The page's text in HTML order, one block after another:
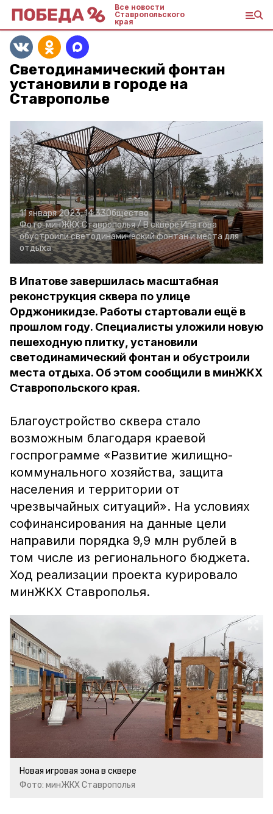
Все новости
Ставропольского
края
Светодинамический фонтан
установили в городе на
Ставрополье
11 января 2023, 14:33Общество
Фото:минЖКХ Ставрополья /В сквере Ипатова
обустроили светодинамический фонтан и места для
отдыха
В Ипатове завершилась масштабная
реконструкция сквера по улице
Орджоникидзе. Работы стартовали ещё в
прошлом году. Специалисты уложили новую
пешеходную плитку, установили
светодинамический фонтан и обустроили
места отдыха. Об этом сообщили в минЖКХ
Ставропольского края.
Благоустройство сквера стало
возможным благодаря краевой
госпрограмме «Развитие жилищно-
коммунального хозяйства, защита
населения и территории от
чрезвычайных ситуаций». На условиях
софинансирования на данные цели
направили порядка 9,9 млн рублей в
том числе из регионального бюджета.
Ход реализации проекта курировало
минЖКХ Ставрополья.
Новая игровая зона в сквере
Фото: минЖКХ Ставрополья